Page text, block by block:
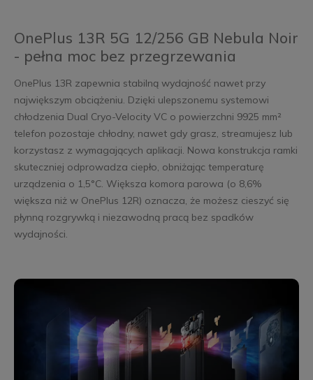
OnePlus 13R 5G 12/256 GB Nebula Noir
- pełna moc bez przegrzewania
OnePlus 13R zapewnia stabilną wydajność nawet przy
największym obciążeniu. Dzięki ulepszonemu systemowi
chłodzenia Dual Cryo-Velocity VC o powierzchni 9925 mm²
telefon pozostaje chłodny, nawet gdy grasz, streamujesz lub
korzystasz z wymagających aplikacji. Nowa konstrukcja ramki
skuteczniej odprowadza ciepło, obniżając temperaturę
urządzenia o 1,5°C. Większa komora parowa (o 8,6%
większa niż w OnePlus 12R) oznacza, że możesz cieszyć się
płynną rozgrywką i niezawodną pracą bez spadków
wydajności.